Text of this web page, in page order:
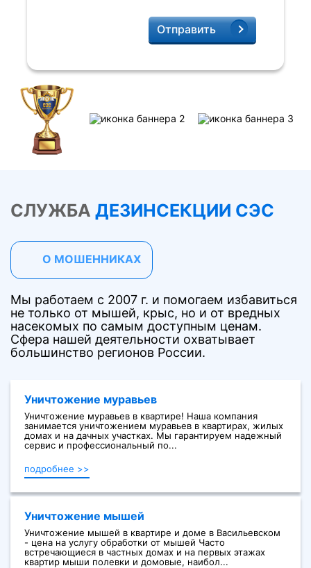
Отправить
СЛУЖБА ДЕЗИНСЕКЦИИ СЭС
О МОШЕННИКАХ
Мы работаем с 2007 г. и помогаем избавиться
не только от мышей, крыс, но и от вредных
насекомых по самым доступным ценам.
Сфера нашей деятельности охватывает
большинство регионов России.
Уничтожение муравьев
Уничтожение муравьев в квартире! Наша компания
занимается уничтожением муравьев в квартирах, жилых
домах и на дачных участках. Мы гарантируем надежный
сервис и профессиональный по...
подробнее >>
Уничтожение мышей
Уничтожение мышей в квартире и доме в Васильевском
- цена на услугу обработки от мышей Часто
встречающиеся в частных домах и на первых этажах
квартир мыши полевки и домовые, наибол...